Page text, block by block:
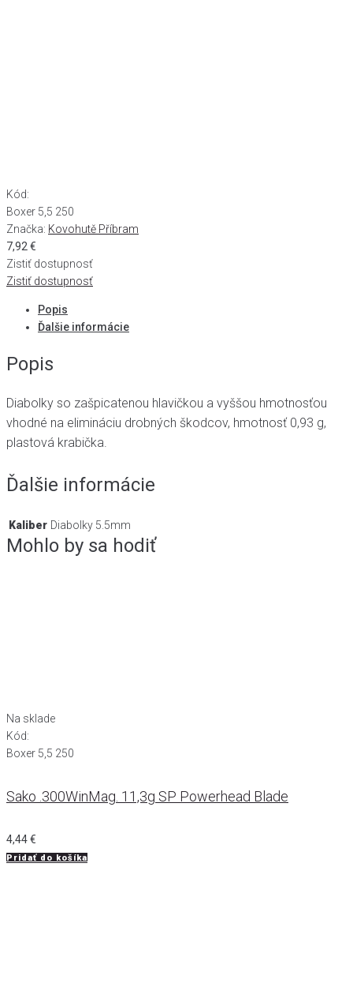
Kód:
Boxer 5,5 250
Značka: Kovohutě Příbram
7,92 €
Zistiť dostupnosť
Zistiť dostupnosť
Popis
Ďalšie informácie
Popis
Diabolky so zašpicatenou hlavičkou a vyššou hmotnosťou
vhodné na elimináciu drobných škodcov, hmotnosť 0,93 g,
plastová krabička.
Ďalšie informácie
Kaliber Diabolky 5.5mm
Mohlo by sa hodiť
Na sklade
Kód:
Boxer 5,5 250
Sako .300WinMag. 11,3g SP Powerhead Blade
4,44€
Pridať do košíka